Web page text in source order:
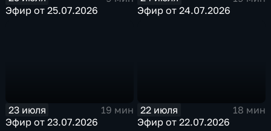
Эфир от 25.07.2026
Эфир от 24.07.2026
23 июля
19 мин
Эфир от 23.07.2026
22 июля
18 мин
Эфир от 22.07.2026